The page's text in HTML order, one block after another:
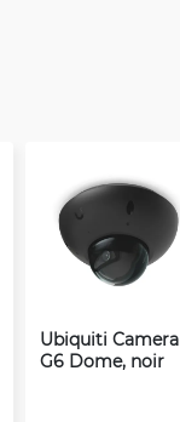
Ubiquiti Camera
G6 Dome, noir